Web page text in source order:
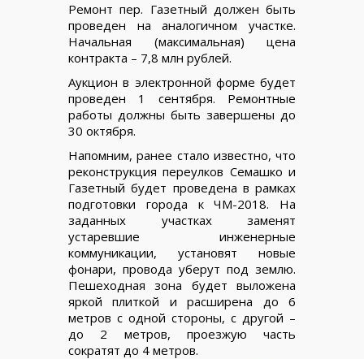
Ремонт пер. Газетный должен быть
проведен на аналогичном участке.
Начальная (максимальная) цена
контракта – 7,8 млн рублей.
Аукцион в электронной форме будет
проведен 1 сентября. Ремонтные
работы должны быть завершены до
30 октября.
Напомним, ранее стало известно, что
реконструкция переулков Семашко и
Газетный будет проведена в рамках
подготовки города к ЧМ-2018. На
заданных участках заменят
устаревшие инженерные
коммуникации, установят новые
фонари, провода уберут под землю.
Пешеходная зона будет выложена
яркой плиткой и расширена до 6
метров с одной стороны, с другой –
до 2 метров, проезжую часть
сократят до 4 метров.